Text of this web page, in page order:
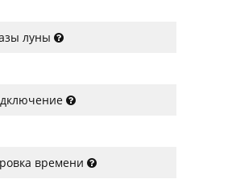
луны
времени